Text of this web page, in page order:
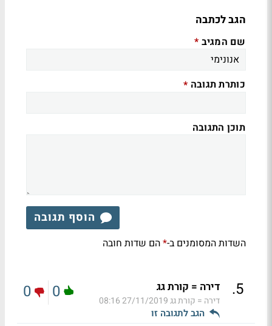
הגב לכתבה
שם המגיב *
כותרת תגובה *
תוכן התגובה
הוסף תגובה
השדות המסומנים ב-*הם שדות חובה
5
. דירה = קורת גג
דירה = קורת גג27/11/2019 08:16
הגב לתגובה זו
0
0